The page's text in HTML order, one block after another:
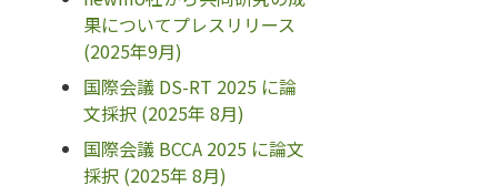
果についてプレスリリース
(2025年9月)
国際会議 DS-RT 2025 に論
文採択 (2025年 8月)
国際会議 BCCA 2025 に論文
採択 (2025年 8月)